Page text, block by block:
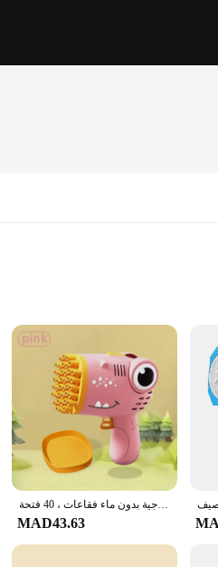
memories. The launcher is made
that. It includes safety goggles to
designed to reach heights of up to
آلة فقاعات الديناصورات المحمولة باليد ، مسدس فقاعات كهربائي ، لعبة حفلات زفاف خارجية بدون ماء فقاعات ، 40 فتحة
MAD43.63